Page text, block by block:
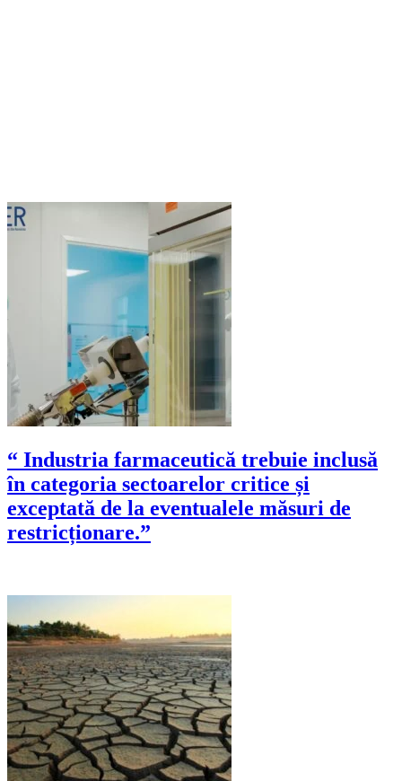
“ Industria farmaceutică trebuie inclusă
în categoria sectoarelor critice și
exceptată de la eventualele măsuri de
restricționare.”